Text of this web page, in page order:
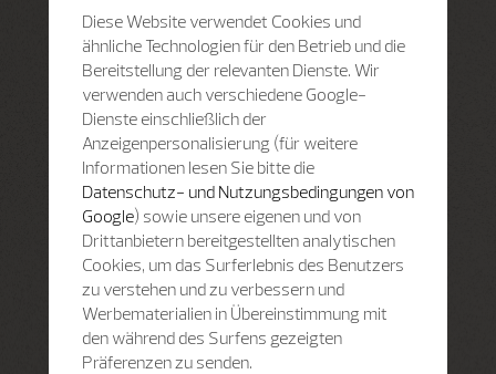
Diese Website verwendet Cookies und
ähnliche Technologien für den Betrieb und die
Bereitstellung der relevanten Dienste. Wir
verwenden auch verschiedene Google-
Dienste einschließlich der
Anzeigenpersonalisierung (für weitere
Informationen lesen Sie bitte die
Datenschutz- und Nutzungsbedingungen von
Google) sowie unsere eigenen und von
Drittanbietern bereitgestellten analytischen
Cookies, um das Surferlebnis des Benutzers
zu verstehen und zu verbessern und
Werbematerialien in Übereinstimmung mit
den während des Surfens gezeigten
Präferenzen zu senden.